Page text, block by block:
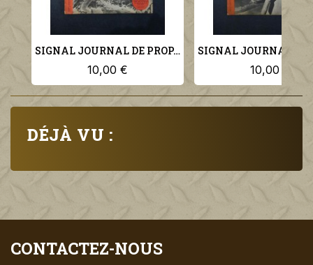
DÉJÀ VU :
SIGNAL JOURNAL DE PROPAGANDE ALLEMANDE 2ème NUMERO DE NOVEMBRE 1941 N°22
10,00 € 10,00 €
CONTACTEZ-NOUS